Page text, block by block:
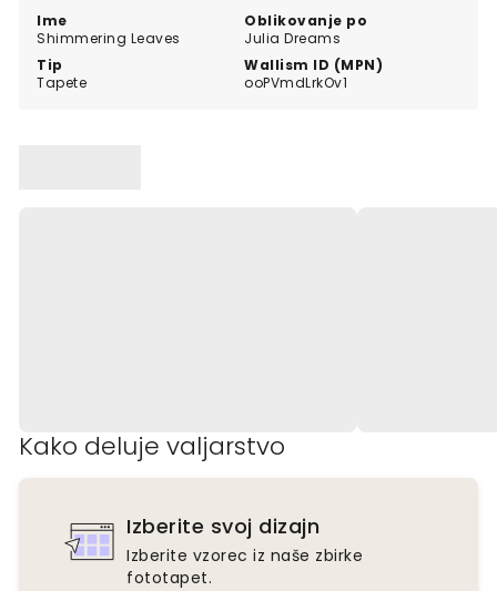
Ime
Shimmering Leaves
Oblikovanje po
Julia Dreams
Tip
Tapete
Wallism ID (MPN)
ooPVmdLrkOv1
Kako deluje valjarstvo
Izberite svoj dizajn
Izberite vzorec iz naše zbirke
fototapet.